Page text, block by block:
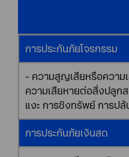
การประกันภัยโจรกรรม
- ความสูญเสียหรือความ
ความเสียหายต่อสิ่งปลูก
แงะ การชิงทรัพย์ การป
การประกันภัยเงินสด